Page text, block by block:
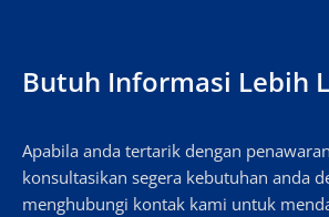
Butuh Informasi Lebih
Apabila anda tertarik dengan
konsultasikan segera kebutuhan anda
menghubungi kontak kami untuk